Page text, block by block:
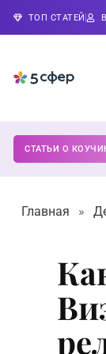
ТОП СТАТЕЙ
СТАТЬИ О
Главная »